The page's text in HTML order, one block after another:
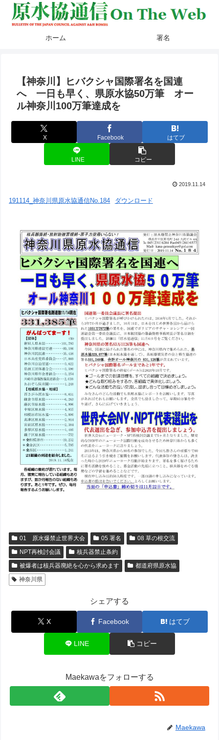
ホーム 署名
【神奈川】ヒバクシャ国際署名を国連
へ 一日も早く、県原水協50万筆 オー
ル神奈川100万筆達成を
X Facebook はてブ
LINE コピー
2019.11.14
191114_神奈川県原水協通信No.184 ダウンロード
01 原水爆禁止世界大会 05 署名
08 草の根交流
NPT再検討会議
核兵器禁止条約
被爆者は核兵器廃絶を心から求めます
都道府県原水協
神奈川県
シェアする
X Facebook はてブ
LINE コピー
Maekawaをフォローする
Maekawa